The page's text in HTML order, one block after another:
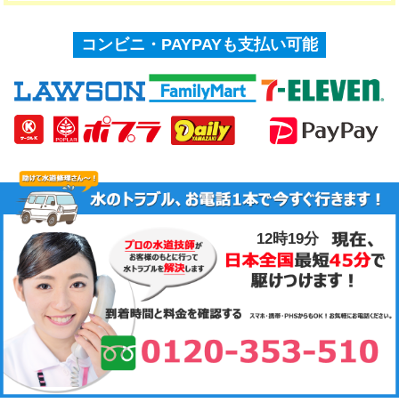
コンビニ・PAYPAYも支払い可能
12時19分